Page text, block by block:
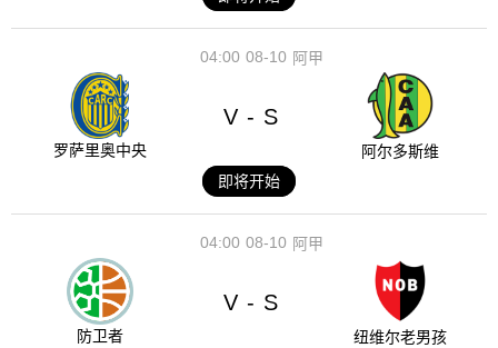
08-10
04:00 阿甲
罗萨里奥中央
V - S
阿尔多斯维
即将开始
08-10
04:00 阿甲
防卫者
V - S
纽维尔老男孩